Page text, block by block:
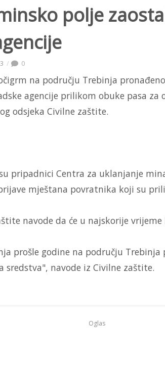
polje
0
na području Trebinja
agencije prilikom obuke pasa za
odsjeka Civilne zaštite.
pripadnici Centra za uklanjanje
mještana povratnika koji su
navode da će u najskorije
prošle godine na području Trebinja
sredstva", navode iz Civilne zaštite.
Oglas